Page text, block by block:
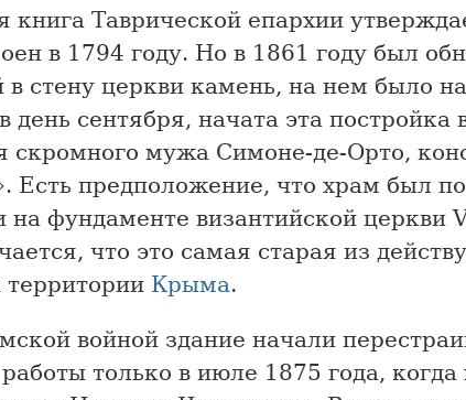
книга Таврической епархии
в 1794 году. Но в 1861 году был
стену церкви камень, на нем было
день сентября, начата эта постройка
скромного мужа Симоне-де-Орто,
Есть предположение, что храм был
на фундаменте византийской церкви
что это самая старая из
территории Крыма.
войной здание начали
только в июле 1875 года, когда